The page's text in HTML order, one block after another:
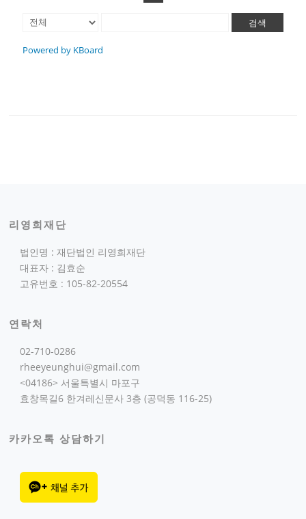
검색
Powered by KBoard
리영희재단
법인명 : 재단법인 리영희재단
대표자 : 김효순
고유번호 : 105-82-20554
연락처
02-710-0286
rheeyeunghui@gmail.com
<04186> 서울특별시 마포구
효창목길6 한겨레신문사 3층 (공덕동 116-25)
카카오톡 상담하기